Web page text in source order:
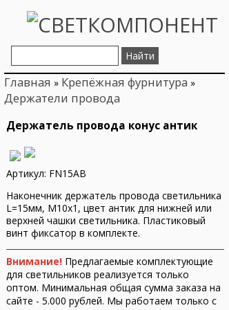
Главная » Крепёжная фурнитура »
Держатели провода
Держатель провода конус антик
Артикул: FN15AB
Наконечник держатель провода светильника
L=15мм, М10х1, цвет антик для нижней или
верхней чашки светильника. Пластиковый
винт фиксатор в комплекте.
Внимание! Предлагаемые комплектующие
для светильников реализуется только
оптом. Минимальная общая сумма заказа на
сайте - 5.000 рублей. Мы работаем только с